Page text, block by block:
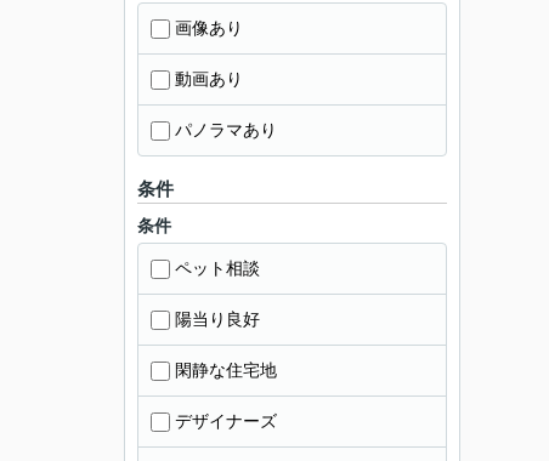
画像あり
動画あり
パノラマあり
条件
条件
ペット相談
陽当り良好
閑静な住宅地
デザイナーズ